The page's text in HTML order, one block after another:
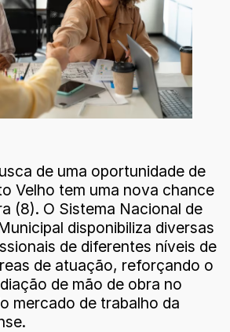
de uma oportunidade de
Velho tem uma nova chance
(8). O Sistema Nacional de
disponibiliza diversas
de diferentes níveis de
de atuação, reforçando o
de mão de obra no
mercado de trabalho da